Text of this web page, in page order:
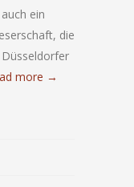
ein
die
more →